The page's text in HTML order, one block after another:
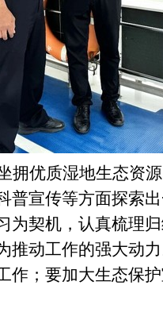
优质湿地生态资
宣传等方面探索
为契机，认真梳理
动工作的强大动
；要加大生态保